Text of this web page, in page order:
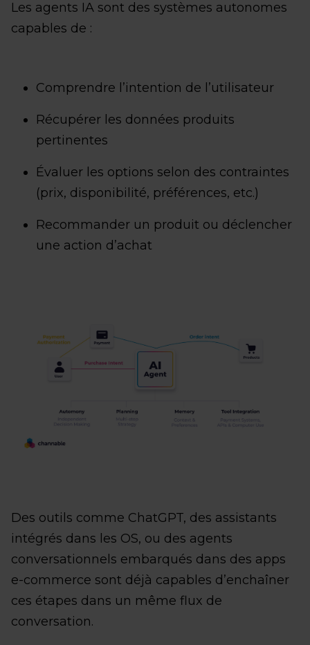
Les agents IA sont des systèmes autonomes
capables de :
Comprendre l’intention de l’utilisateur
Récupérer les données produits
pertinentes
Évaluer les options selon des contraintes
(prix, disponibilité, préférences, etc.)
Recommander un produit ou déclencher
une action d’achat
Des outils comme ChatGPT, des assistants
intégrés dans les OS, ou des agents
conversationnels embarqués dans des apps
e-commerce sont déjà capables d’enchaîner
ces étapes dans un même flux de
conversation.